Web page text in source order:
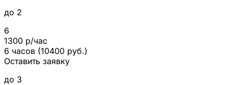
до 2
6
1300 р/час
6 часов (10400 руб.)
Оставить заявку
до 3